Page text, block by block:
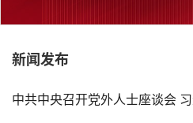
学习宣传贯彻党的二十大
新闻发布
中共中央召开党外人士座谈会